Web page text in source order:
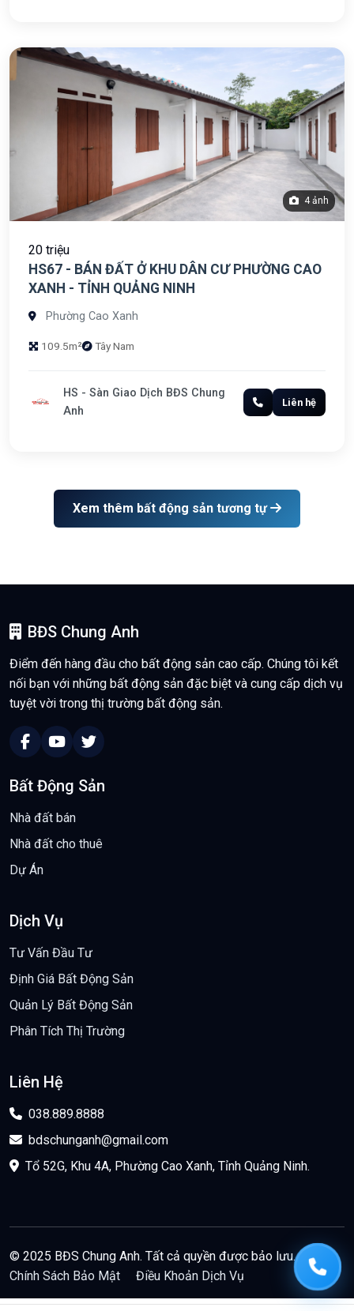
4 ảnh
20 triệu
HS67 - BÁN ĐẤT Ở KHU DÂN CƯ PHƯỜNG CAO
XANH - TỈNH QUẢNG NINH
Phường Cao Xanh
109.5m² Tây Nam
HS - Sàn Giao Dịch BĐS Chung
Anh
Liên hệ
Xem thêm bất động sản tương tự
BĐS Chung Anh
Điểm đến hàng đầu cho bất động sản cao cấp. Chúng tôi kết
nối bạn với những bất động sản đặc biệt và cung cấp dịch vụ
tuyệt vời trong thị trường bất động sản.
Bất Động Sản
Nhà đất bán
Nhà đất cho thuê
Dự Án
Dịch Vụ
Tư Vấn Đầu Tư
Định Giá Bất Động Sản
Quản Lý Bất Động Sản
Phân Tích Thị Trường
Liên Hệ
038.889.8888
bdschunganh@gmail.com
Tổ 52G, Khu 4A, Phường Cao Xanh, Tỉnh Quảng Ninh.
© 2025 BĐS Chung Anh. Tất cả quyền được bảo lưu.
Chính Sách Bảo Mật
Điều Khoản Dịch Vụ